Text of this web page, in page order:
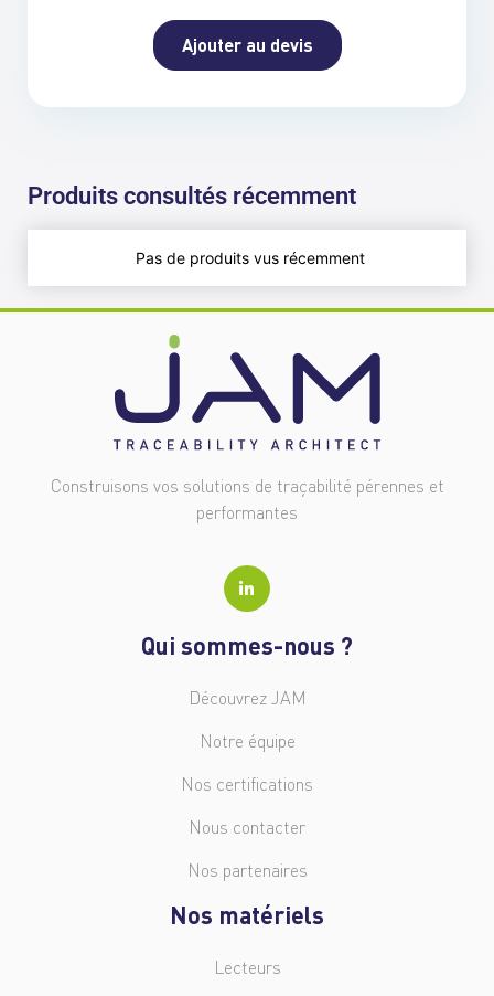
Ajouter au devis
Produits consultés récemment
Pas de produits vus récemment
Construisons vos solutions de traçabilité pérennes et
performantes
Qui sommes-nous ?
Découvrez JAM
Notre équipe
Nos certifications
Nous contacter
Nos partenaires
Nos matériels
Lecteurs